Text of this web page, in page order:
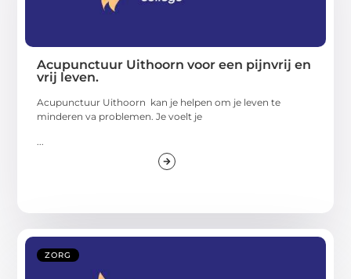
Acupunctuur Uithoorn voor een pijnvrij en
vrij leven.
Acupunctuur Uithoorn kan je helpen om je leven te
minderen va problemen. Je voelt je
ZORG